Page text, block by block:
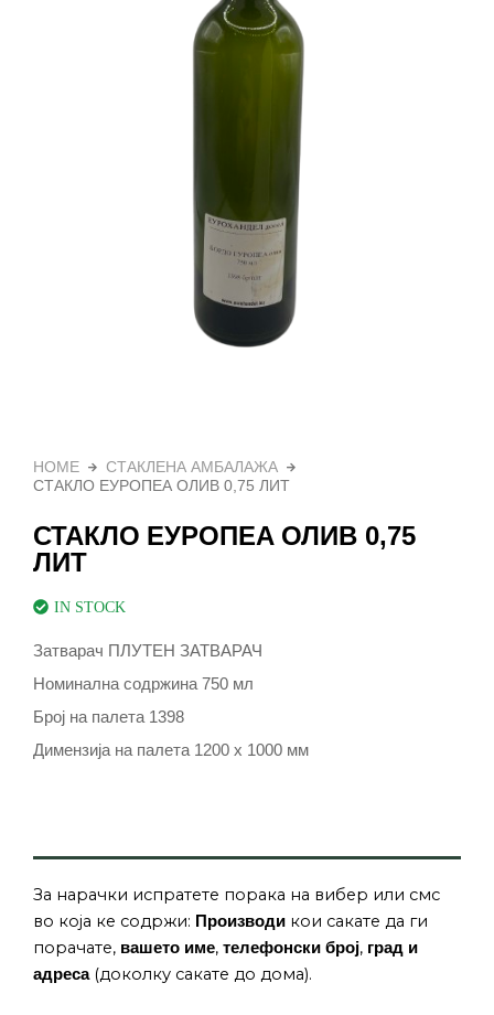
HOME
СТАКЛЕНА АМБАЛАЖА
СТАКЛО ЕУРОПЕА ОЛИВ 0,75 ЛИТ
СТАКЛО ЕУРОПЕА ОЛИВ 0,75
ЛИТ
IN STOCK
Затварач ПЛУТЕН ЗАТВАРАЧ
Номинална содржина 750 мл
Број на палета 1398
Димензија на палета 1200 x 1000 мм
За нарачки испратете порака на вибер или смс
во која ке содржи: Производи кои сакате да ги
порачате, вашето име, телефонски број, град и
адреса(доколку сакате до дома).